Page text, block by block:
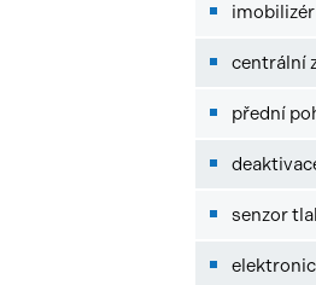
imobilizér
centrální
přední
senzor